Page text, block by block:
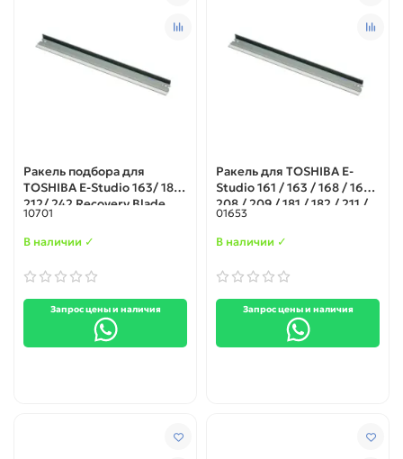
Ракель подбора для
TOSHIBA E-Studio 163/ 182/
212/ 242 Recovery Blade
10701
В наличии ✓
Запрос цены и наличия
Ракель для TOSHIBA E-
Studio 161 / 163 / 168 / 169 /
208 / 209 / 181 / 182 / 211 /
212 / 242 (Japan)
01653
В наличии ✓
Запрос цены и наличия